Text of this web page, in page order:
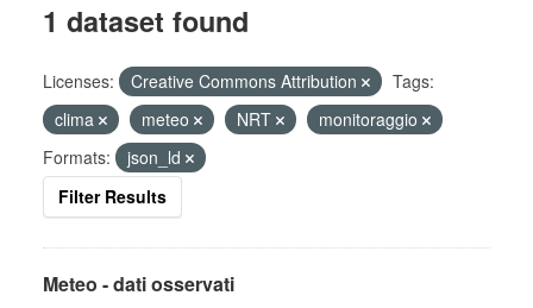
1 dataset found
Licenses: Creative Commons Attribution
Tags:
clima
meteo NRT
monitoraggio
Formats:
json_ld
Filter Results
Meteo - dati osservati